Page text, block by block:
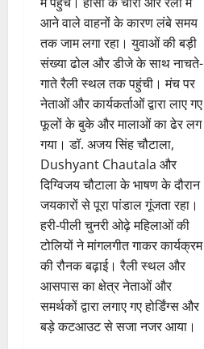
आने वाले वाहनों के कारण लंबे समय
तक जाम लगा रहा। युवाओं की बड़ी
संख्या ढोल और डीजे के साथ नाचते-
गाते रैली स्थल तक पहुंची। मंच पर
नेताओं और कार्यकर्ताओं द्वारा लाए गए
फूलों के बुके और मालाओं का ढेर लग
गया। डॉ. अजय सिंह चौटाला,
Dushyant Chautala और
दिग्विजय चौटाला के भाषण के दौरान
जयकारों से पूरा पांडाल गूंजता रहा।
हरी-पीली चुनरी ओढ़े महिलाओं की
टोलियों ने मांगलगीत गाकर कार्यक्रम
की रौनक बढ़ाई। रैली स्थल और
आसपास का क्षेत्र नेताओं और
समर्थकों द्वारा लगाए गए होर्डिंग्स और
बड़े कटआउट से सजा नजर आया।